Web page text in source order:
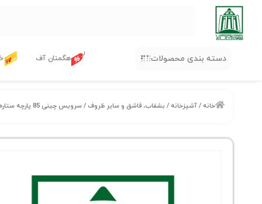
دسته بندی محصولات هگمتان آف
خانه /آشپزخانه / بشقاب، قاشق و سایر ظروف / سرویس چینی 85 پارچه ستاره طلایی